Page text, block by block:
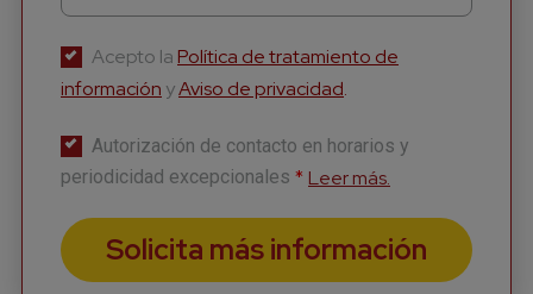
Acepto la Política de tratamiento de
información yAviso de privacidad.
Autorización de contacto en horarios y
periodicidad excepcionales * Leer más.
Solicita más información